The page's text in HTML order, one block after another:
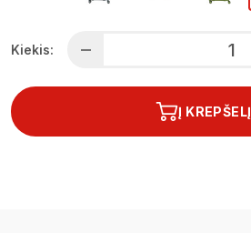
Kiekis:
Į KREPŠELĮ